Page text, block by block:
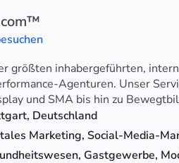
größten inhabergeführten,
Agenturen. Unser
und SMA bis hin zu
Deutschland